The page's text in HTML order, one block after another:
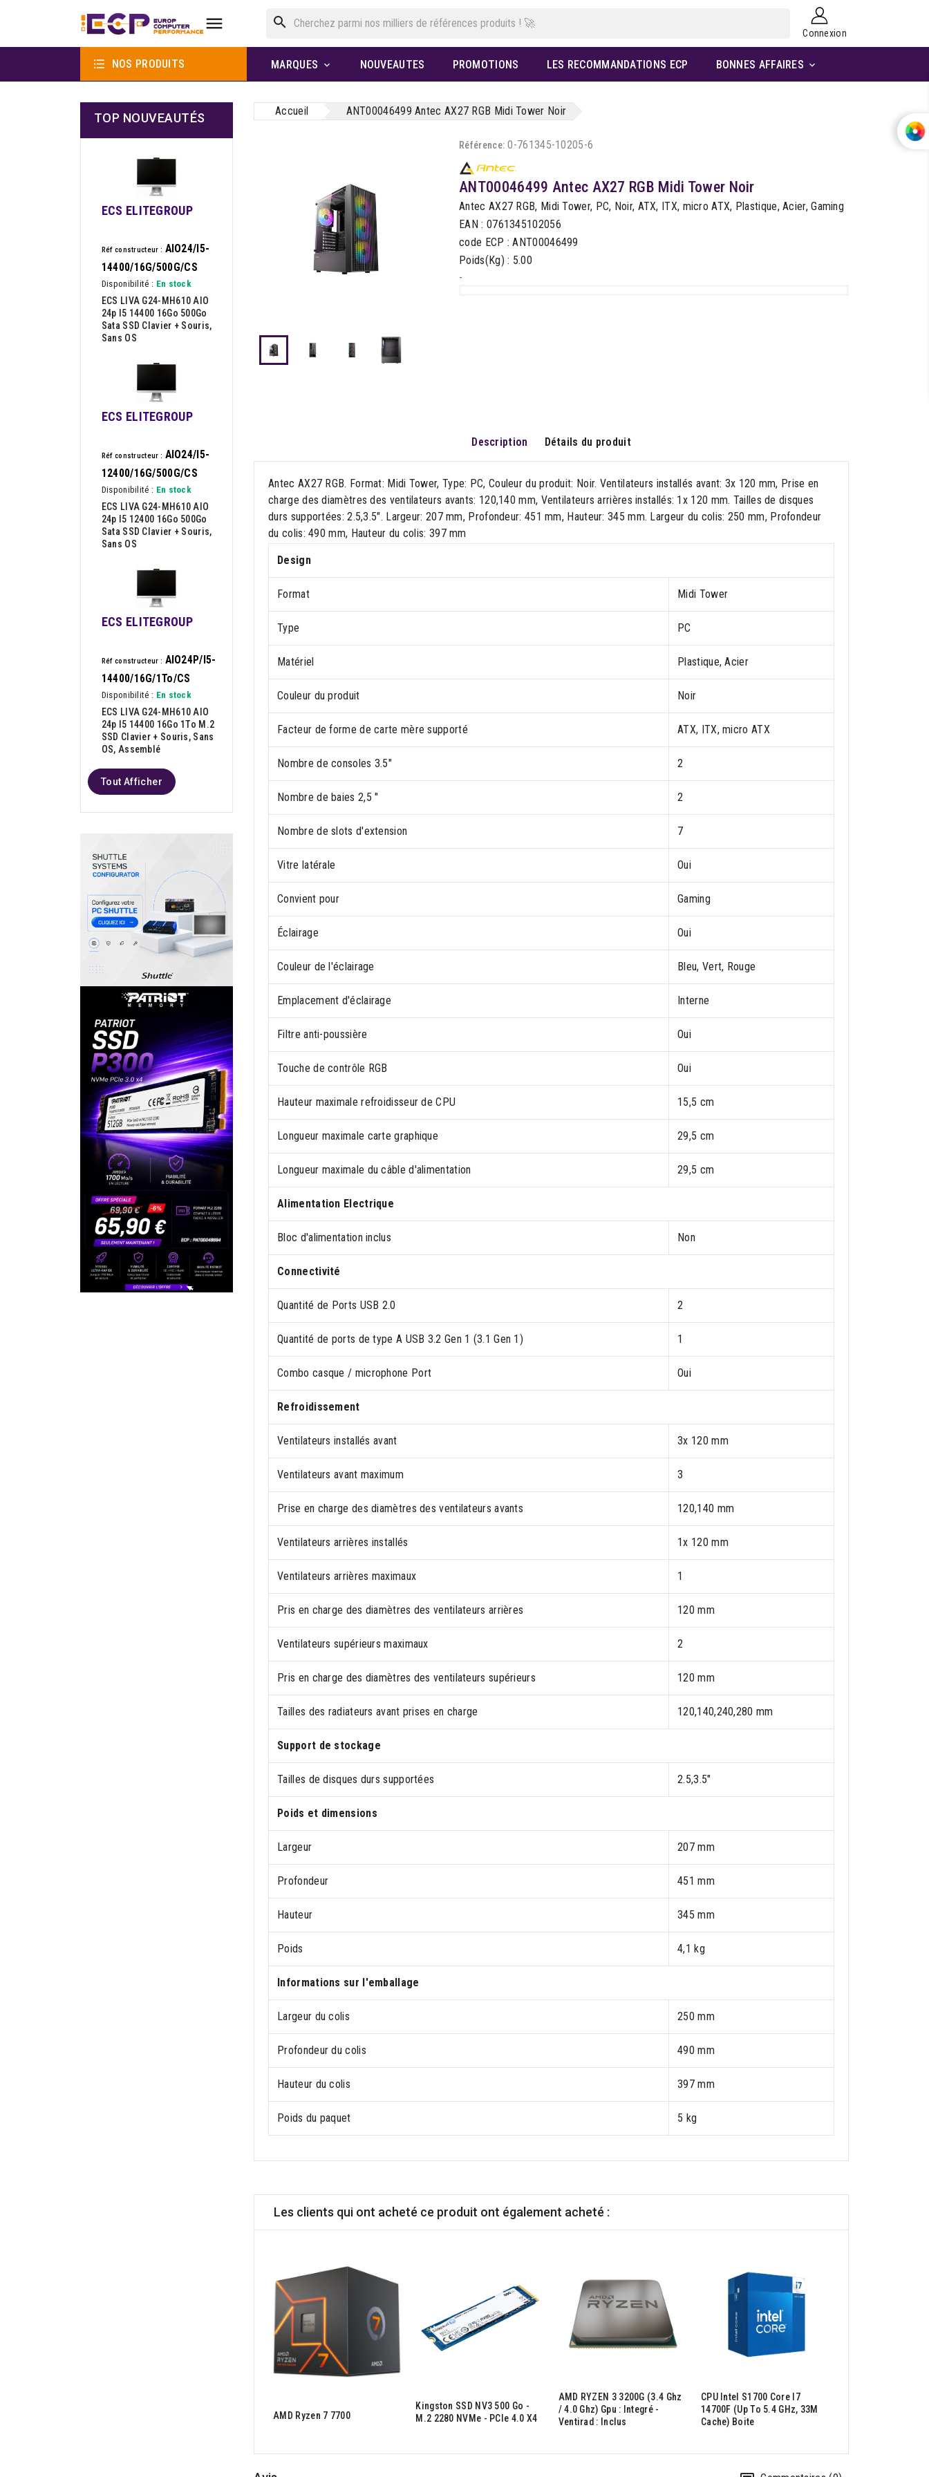
 search
Connexion
 NOS PRODUITS MARQUES  NOUVEAUTES PROMOTIONS LES RECOMMANDATIONS ECP BONNES AFFAIRES 
TOP NOUVEAUTÉS
ECS ELITEGROUP
Réf constructeur : AIO24/I5-
14400/16G/500G/CS
Disponibilité : En stock
ECS LIVA G24-MH610 AIO
24p I5 14400 16Go 500Go
Sata SSD Clavier + Souris,
Sans OS
ECS ELITEGROUP
Réf constructeur : AIO24/I5-
12400/16G/500G/CS
Disponibilité : En stock
ECS LIVA G24-MH610 AIO
24p I5 12400 16Go 500Go
Sata SSD Clavier + Souris,
Sans OS
ECS ELITEGROUP
Réf constructeur : AIO24P/I5-
14400/16G/1To/CS
Disponibilité : En stock
ECS LIVA G24-MH610 AIO
24p I5 14400 16Go 1To M.2
SSD Clavier + Souris, Sans
OS, Assemblé
Tout Afficher
Accueil ANT00046499 Antec AX27 RGB Midi Tower Noir
Référence: 0-761345-10205-6
ANT00046499 Antec AX27 RGB Midi Tower Noir
Antec AX27 RGB, Midi Tower, PC, Noir, ATX, ITX, micro ATX, Plastique, Acier, Gaming
EAN : 0761345102056
code ECP : ANT00046499
Poids(Kg) : 5.00
-
Description Détails du produit
Antec AX27 RGB. Format: Midi Tower, Type: PC, Couleur du produit: Noir. Ventilateurs installés avant: 3x 120 mm, Prise en
charge des diamètres des ventilateurs avants: 120,140 mm, Ventilateurs arrières installés: 1x 120 mm. Tailles de disques
durs supportées: 2.5,3.5". Largeur: 207 mm, Profondeur: 451 mm, Hauteur: 345 mm. Largeur du colis: 250 mm, Profondeur
du colis: 490 mm, Hauteur du colis: 397 mm
Design
Format Midi Tower
Type PC
Matériel Plastique, Acier
Couleur du produit Noir
Facteur de forme de carte mère supporté ATX, ITX, micro ATX
Nombre de consoles 3.5" 2
Nombre de baies 2,5 " 2
Nombre de slots d'extension 7
Vitre latérale Oui
Convient pour Gaming
Éclairage Oui
Couleur de l'éclairage Bleu, Vert, Rouge
Emplacement d'éclairage Interne
Filtre anti-poussière Oui
Touche de contrôle RGB Oui
Hauteur maximale refroidisseur de CPU 15,5 cm
Longueur maximale carte graphique 29,5 cm
Longueur maximale du câble d'alimentation 29,5 cm
Alimentation Electrique
Bloc d'alimentation inclus Non
Connectivité
Quantité de Ports USB 2.0 2
Quantité de ports de type A USB 3.2 Gen 1 (3.1 Gen 1) 1
Combo casque / microphone Port Oui
Refroidissement
Ventilateurs installés avant 3x 120 mm
Ventilateurs avant maximum 3
Prise en charge des diamètres des ventilateurs avants 120,140 mm
Ventilateurs arrières installés 1x 120 mm
Ventilateurs arrières maximaux 1
Pris en charge des diamètres des ventilateurs arrières 120 mm
Ventilateurs supérieurs maximaux 2
Pris en charge des diamètres des ventilateurs supérieurs 120 mm
Tailles des radiateurs avant prises en charge 120,140,240,280 mm
Support de stockage
Tailles de disques durs supportées 2.5,3.5"
Poids et dimensions
Largeur 207 mm
Profondeur 451 mm
Hauteur 345 mm
Poids 4,1 kg
Informations sur l'emballage
Largeur du colis 250 mm
Profondeur du colis 490 mm
Hauteur du colis 397 mm
Poids du paquet 5 kg
Les clients qui ont acheté ce produit ont également acheté :
AMD Ryzen 7 7700
Kingston SSD NV3 500 Go -
M.2 2280 NVMe - PCIe 4.0 X4
AMD RYZEN 3 3200G (3.4 Ghz
/ 4.0 Ghz) Gpu : Integré -
Ventirad : Inclus
CPU Intel S1700 Core I7
14700F (up To 5.4 GHz, 33M
Cache) Boite